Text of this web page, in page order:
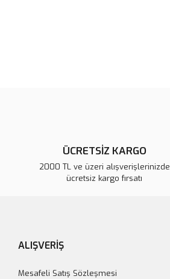
ÜCRETSİZ KARGO
2000 TL ve üzeri alışverişlerinizde
ücretsiz kargo fırsatı
ALIŞVERİŞ
Mesafeli Satış Sözleşmesi